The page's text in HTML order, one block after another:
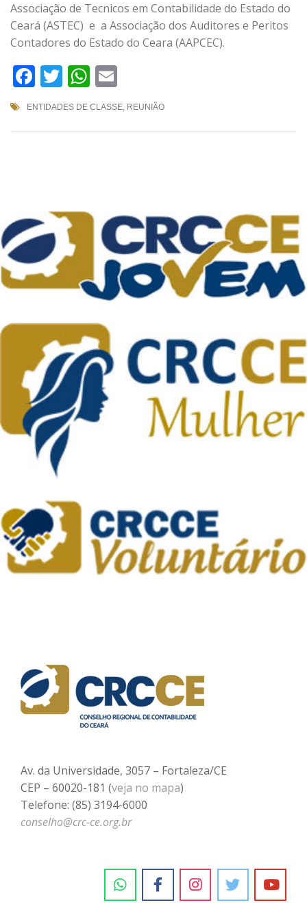
Associação de Tecnicos em Contabilidade do Estado do
Ceará (ASTEC) e a Associação dos Auditores e Peritos
Contadores do Estado do Ceara (AAPCEC).
Facebook
TwitterWhatsApp
ENTIDADES DE CLASSE, REUNIÃO
Av. da Universidade, 3057 – Fortaleza/CE
CEP – 60020-181 (veja no mapa)
Telefone: (85) 3194-6000
conselho@crc-ce.org.br